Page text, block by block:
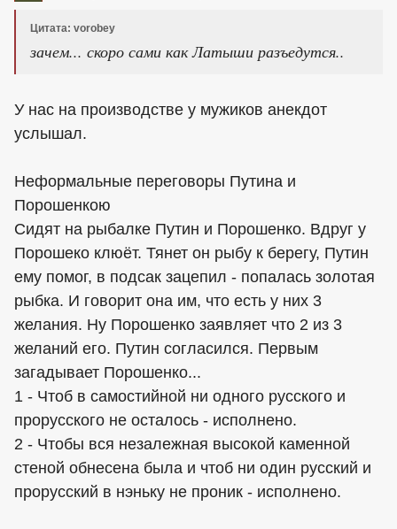
Цитата: vorobey
зачем... скоро сами как Латыши разъедутся..
У нас на производстве у мужиков анекдот
услышал.
Неформальные переговоры Путина и
Порошенкою
Сидят на рыбалке Путин и Порошенко. Вдруг у
Порошеко клюёт. Тянет он рыбу к берегу, Путин
ему помог, в подсак зацeпил - попалась золотая
рыбка. И говорит она им, что есть у них 3
желания. Ну Порошенко заявляет что 2 из 3
желаний его. Путин согласился. Первым
загадывает Порошенко...
1 - Чтоб в самостийной ни одного русского и
прорусского не осталось - исполнено.
2 - Чтобы вся незалежная высокой каменной
стеной обнесена была и чтоб ни один русский и
прорусский в нэньку не проник - исполнено.